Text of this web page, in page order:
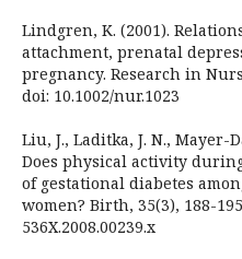
Lindgren, K. (2001).
attachment, prenatal
pregnancy. Research in
doi: 10.1002/nur.1023
Liu, J., Laditka, J. N., Mayer-
Does physical activity
of gestational diabetes
women? Birth, 35(3), 188-
536X.2008.00239.x